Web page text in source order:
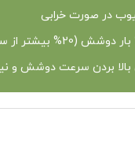
در صورت خرابی
بالا بردن سرعت دوشش و